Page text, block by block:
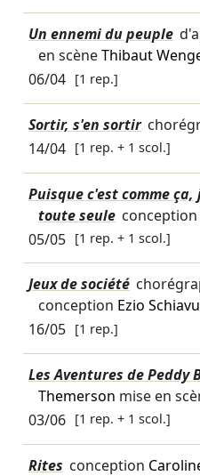
Un ennemi du peuple
en scèneThibaut
06/04 [1 rep.]
Sortir, s'en sortir
14/04 [1 rep. + 1 scol.]
Puisque c'est comme
toute seule conception
05/05 [1 rep. + 1 scol.]
Jeux de société
conception Ezio
16/05 [1 rep.]
Les Aventures de Peddy
Themerson mise en
03/06 [1 rep. + 1 scol.]
Rites conception